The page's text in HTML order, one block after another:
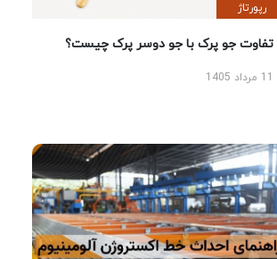
رپورتاژ
تفاوت جو پرک با جو دوسر پرک چیست؟